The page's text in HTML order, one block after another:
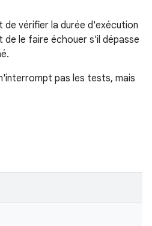
de vérifier la durée d'exécution
le faire échouer s'il dépasse
pas les tests, mais